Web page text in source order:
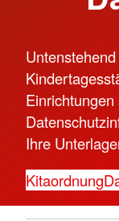
Ihre
Kitaordnung